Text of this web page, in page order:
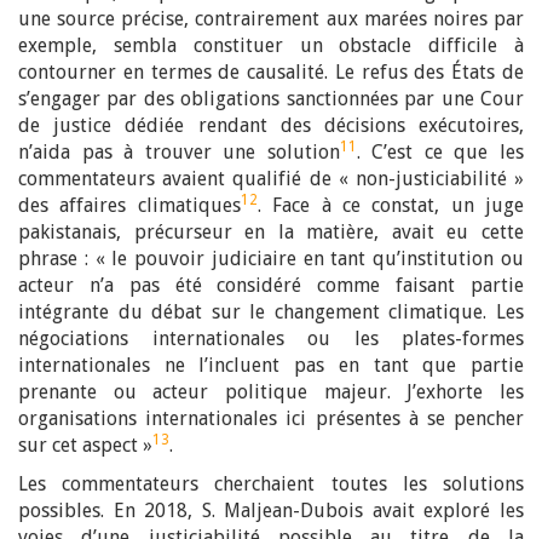
une source précise, contrairement aux marées noires par
exemple, sembla constituer un obstacle difficile à
contourner en termes de causalité. Le refus des États de
s’engager par des obligations sanctionnées par une Cour
de justice dédiée rendant des décisions exécutoires,
n’aida pas à trouver une solution11 . C’est ce que les
commentateurs avaient qualifié de « non-justiciabilité »
des affaires climatiques12. Face à ce constat, un juge
pakistanais, précurseur en la matière, avait eu cette
phrase : « le pouvoir judiciaire en tant qu’institution ou
acteur n’a pas été considéré comme faisant partie
intégrante du débat sur le changement climatique. Les
négociations internationales ou les plates-formes
internationales ne l’incluent pas en tant que partie
prenante ou acteur politique majeur. J’exhorte les
organisations internationales ici présentes à se pencher
sur cet aspect »13.
Les commentateurs cherchaient toutes les solutions
possibles. En 2018, S. Maljean-Dubois avait exploré les